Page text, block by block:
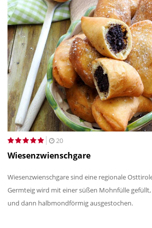
20
Wiesenzwienschgare
Wiesenzwienschgare sind eine regionale
Germteig wird mit einer süßen Mohnfülle
und dann halbmondförmig ausgestochen.